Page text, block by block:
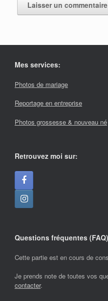
Mes services:
Photos de mariage
Reportage en entreprise
Photos grossesse & nouveau né
Retrouvez moi sur:
Questions fréquentes
Cette partie est en cours de
Je prends note de toutes vos
contacter.